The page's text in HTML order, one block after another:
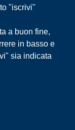
"iscrivi"
a buon fine,
in basso e
sia indicata